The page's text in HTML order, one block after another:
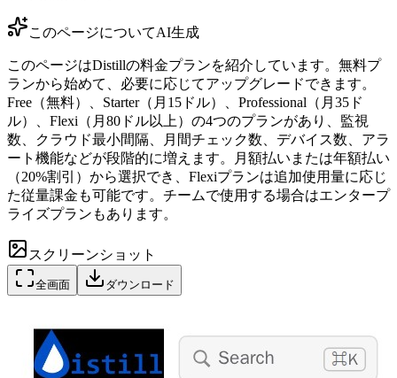
このページについてAI生成
このページはDistillの料金プランを紹介しています。無料プ
ランから始めて、必要に応じてアップグレードできます。
Free（無料）、Starter（月15ドル）、Professional（月35ド
ル）、Flexi（月80ドル以上）の4つのプランがあり、監視
数、クラウド最小間隔、月間チェック数、デバイス数、アラ
ート機能などが段階的に増えます。月額払いまたは年額払い
（20%割引）から選択でき、Flexiプランは追加使用量に応じ
た従量課金も可能です。チームで使用する場合はエンタープ
ライズプランもあります。
スクリーンショット
全画面 ダウンロード